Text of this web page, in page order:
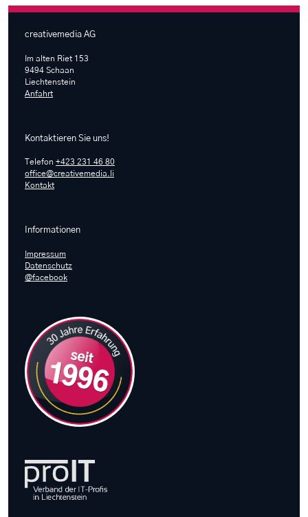
creativemedia AG
Im alten Riet 153
9494 Schaan
Liechtenstein
Anfahrt
Kontaktieren Sie uns!
Telefon +423 231 46 80
office@creativemedia.li
Kontakt
Informationen
Impressum
Datenschutz
@facebook